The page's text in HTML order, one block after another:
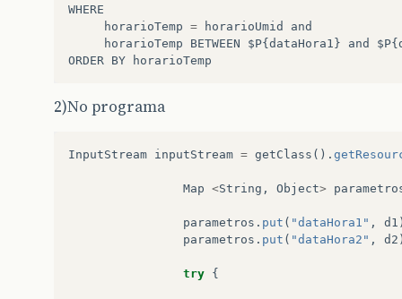
WHERE
horarioTemp = horarioUmid
and
horarioTemp
BETWEEN $P{dataHora1 } and $P{
ORDER
BY horarioTemp
2)No programa
InputStream inputStream = getClass ().
Map <String , Object>
parametros . put ( "dataHora1" , d1
parametros . put ( "dataHora2" , d2
try {